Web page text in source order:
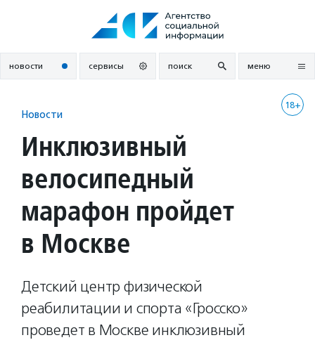
новости сервисы поиск меню
18+
Новости
Инклюзивный
велосипедный
марафон пройдет
в Москве
Детский центр физической
реабилитации и спорта «Гросско»
проведет в Москве инклюзивный